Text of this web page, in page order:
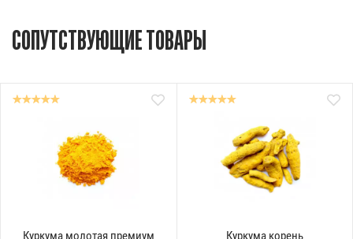
СОПУТСТВУЮЩИЕ ТОВАРЫ
Куркума молотая премиум Куркума корень